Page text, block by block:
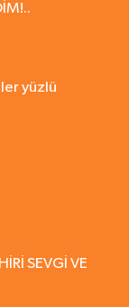
yüzlü
SEVGİ VE